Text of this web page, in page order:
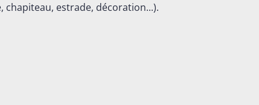
chapiteau, estrade, décoration...).